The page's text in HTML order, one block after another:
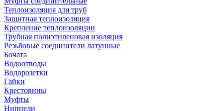
Теплоизоляция для труб
Защитная теплоизоляция
Крепление теплоизоляции
Трубная полиэтиленовая изоляция
Резьбовые соединители латунные
Бочата
Водоотводы
Водорозетки
Гайки
Крестовины
Муфты
Ниппели